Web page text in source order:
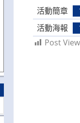
活動簡章
活動海報
Post